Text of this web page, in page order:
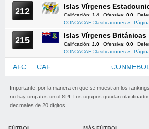
212 Islas Vírgenes
Calificación: 3.4 Ofensiva: 0.0
CONCACAF Clasificaciones »
215 Islas Vírgenes Británicas
Calificación: 2.0 Ofensiva: 0.0
CONCACAF Clasificaciones »
AFC CAF CONMEBOL
Importante: por la manera en que se muestran los
no hay empates en el SPI. Los equipos quedan
decimales de 20 dígitos.